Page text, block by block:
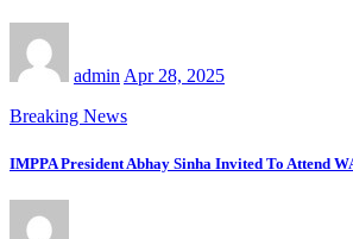
adminApr 28, 2025
Breaking News
IMPPA President Abhay Sinha Invited To Attend